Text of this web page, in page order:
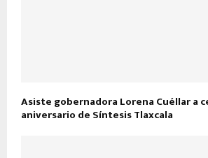
Asiste gobernadora Lorena Cuéllar a
aniversario de Síntesis Tlaxcala